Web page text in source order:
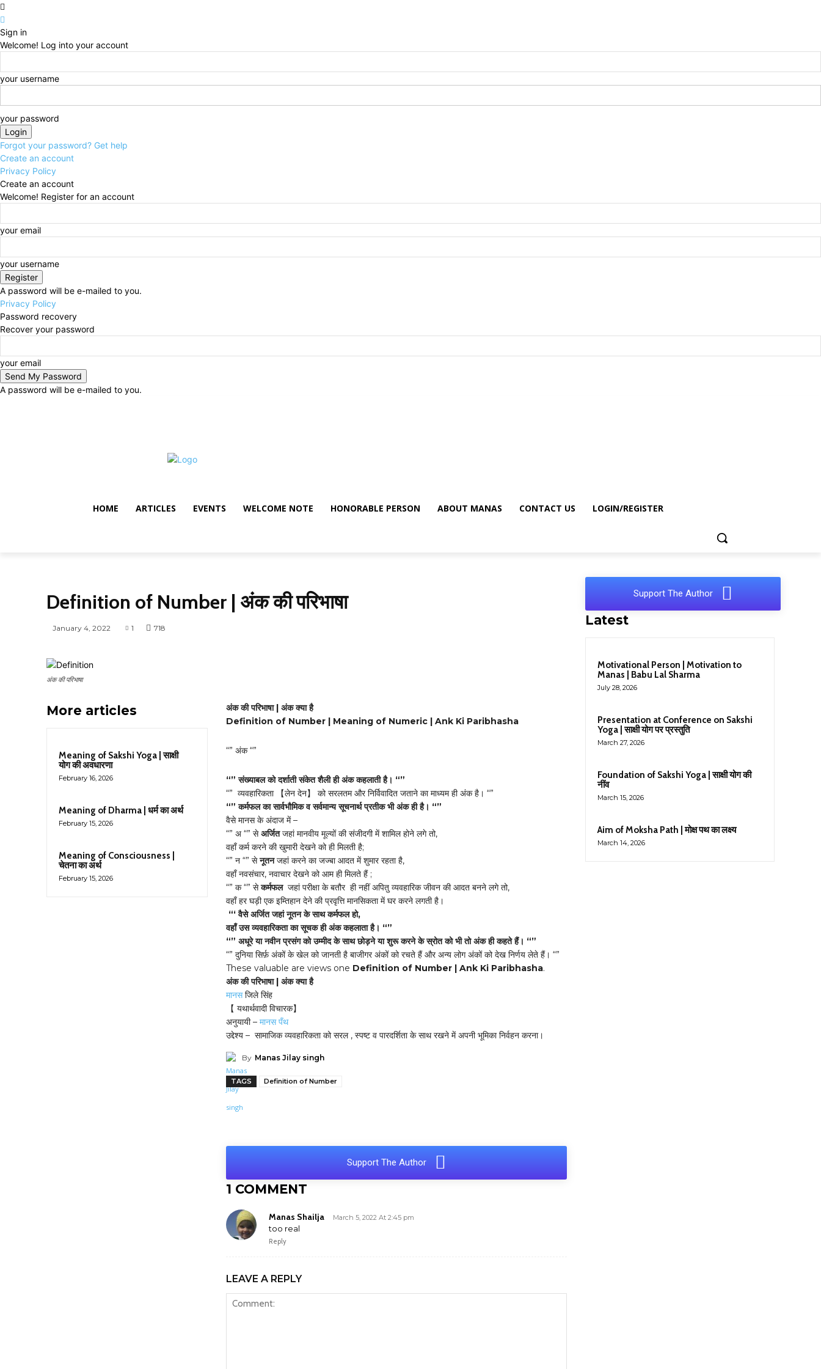
Sign in
Welcome! Log into your account
your username
your password
Forgot your password? Get help
Create an account
Privacy Policy
Create an account
Welcome! Register for an account
your email
your username
A password will be e-mailed to you.
Privacy Policy
Password recovery
Recover your password
your email
A password will be e-mailed to you.
HOME ARTICLES EVENTS WELCOME NOTE HONORABLE PERSON ABOUT MANAS CONTACT US LOGIN/REGISTER
Definition of Number | अंक की परिभाषा
January 4, 2022 1 718
अंक की परिभाषा
More articles
Meaning of Sakshi Yoga | साक्षी
योग की अवधारणा
February 16, 2026
Meaning of Dharma | धर्म का अर्थ
February 15, 2026
Meaning of Consciousness |
चेतना का अर्थ
February 15, 2026
अंक की परिभाषा | अंक क्या है
Definition of Number | Meaning of Numeric | Ank Ki Paribhasha
“” अंक “”
“” संख्याबल को दर्शाती संकेत शैली ही अंक कहलाती है। “”
“” व्यवहारिकता 【लेन देन】 को सरलतम और निर्विवादित जताने का माध्यम ही अंक है। “”
“” कर्मफल का सार्वभौमिक व सर्वमान्य सूचनार्थ प्रतीक भी अंक ही है। “”
वैसे मानस के अंदाज में –
“” अ “” सेअर्जितजहां मानवीय मूल्यों की संजीदगी में शामिल होने लगे तो,
वहाँ कर्म करने की खुमारी देखने को ही मिलती है;
“” न “” सेनूतनजहां करने का जज्बा आदत में शुमार रहता है,
वहाँ नवसंचार, नवाचार देखने को आम ही मिलते हैं ;
“” क “” सेकर्मफलजहां परीक्षा के बतौर ही नहीं अपितु व्यवहारिक जीवन की आदत बनने लगे तो,
वहाँ हर घड़ी एक इम्तिहान देने की प्रवृत्ति मानसिकता में घर करने लगती है।
“‘ वैसे अर्जित जहां नूतन के साथ कर्मफल हो,
वहाँ उस व्यवहारिकता का सूचक ही अंक कहलाता है। “”
“” अधूरे या नवीन प्रसंग को उम्मीद के साथ छोड़ने या शुरू करने के स्रोत को भी तो अंक ही कहते हैं। “”
“” दुनिया सिर्फ़ अंकों के खेल को जानती है बाजीगर अंकों को रचते हैं और अन्य लोग अंकों को देख निर्णय लेते हैं। “”
These valuable are views one Definition of Number | Ank Ki Paribhasha.
अंक की परिभाषा | अंक क्या है
मानसजिले सिंह
【 यथार्थवादी विचारक】
अनुयायी – मानस पँथ
उद्देश्य – सामाजिक व्यवहारिकता को सरल , स्पष्ट व पारदर्शिता के साथ रखने में अपनी भूमिका निर्वहन करना।
By Manas Jilay singh
TAGS Definition of Number
Support The Author
1 COMMENT
Manas Shailja March 5, 2022 At 2:45 pm
too real
Reply
LEAVE A REPLY
Support The Author
Latest
Motivational Person | Motivation to
Manas | Babu Lal Sharma
July 28, 2026
Presentation at Conference on Sakshi
Yoga | साक्षी योग पर प्रस्तुति
March 27, 2026
Foundation of Sakshi Yoga | साक्षी योग की
नींव
March 15, 2026
Aim of Moksha Path | मोक्ष पथ का लक्ष्य
March 14, 2026